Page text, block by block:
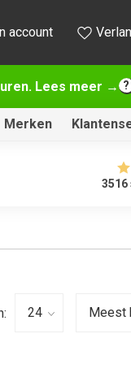
Lees meer →
account
Merken
3516